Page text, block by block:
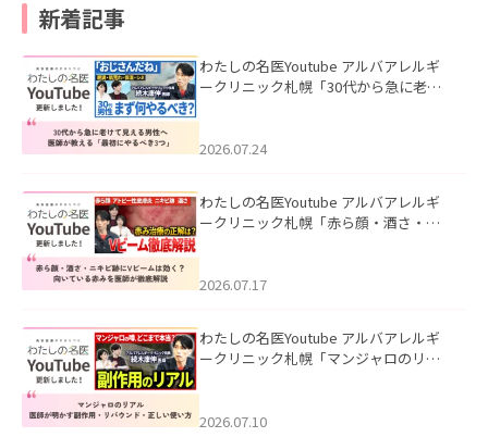
新着記事
わたしの名医Youtube アルバアレルギ
ークリニック札幌「30代から急に老け
た。
2026.07.24
わたしの名医Youtube アルバアレルギ
ークリニック札幌「赤ら顔・酒さ・ニ
した。
2026.07.17
わたしの名医Youtube アルバアレルギ
ークリニック札幌「マンジャロのリア
た。
2026.07.10